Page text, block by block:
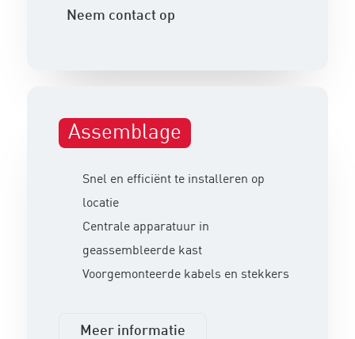
Neem contact op
Assemblage
Snel en efficiënt te installeren op
locatie
Centrale apparatuur in
geassembleerde kast
Voorgemonteerde kabels en stekkers
Meer informatie